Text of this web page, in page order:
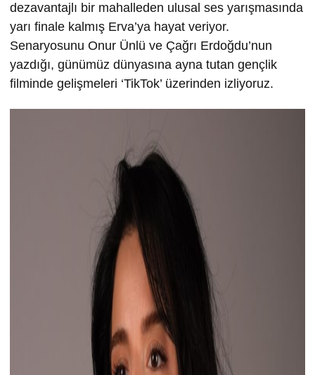
dezavantajlı bir mahalleden ulusal ses yarışmasında
yarı finale kalmış Erva’ya hayat veriyor.
Senaryosunu Onur Ünlü ve Çağrı Erdoğdu’nun
yazdığı, günümüz dünyasına ayna tutan gençlik
filminde gelişmeleri ‘TikTok’ üzerinden izliyoruz.